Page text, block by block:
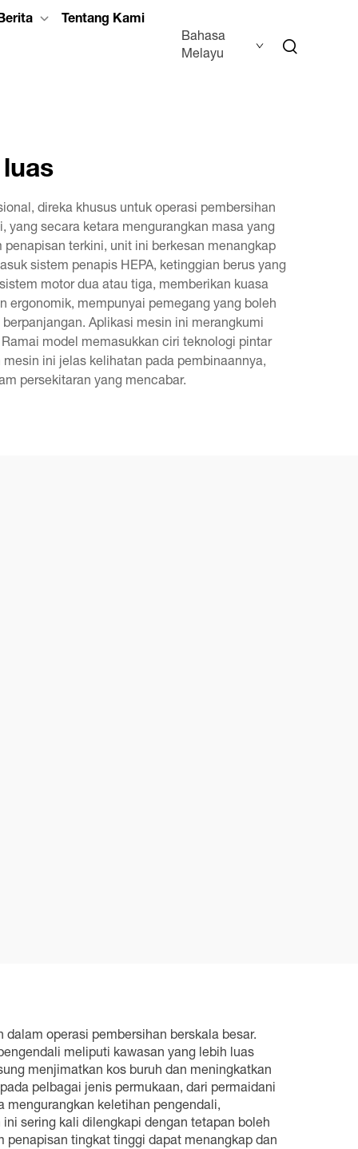
Tentang Kami
Bahasa
Melayu
direka khusus untuk operasi pembersihan
yang secara ketara mengurangkan masa yang
terkini, unit ini berkesan menangkap
sistem penapis HEPA, ketinggian berus yang
motor dua atau tiga, memberikan kuasa
ergonomik, mempunyai pemegang yang boleh
Aplikasi mesin ini merangkumi
model memasukkan ciri teknologi pintar
ini jelas kelihatan pada pembinaannya,
persekitaran yang mencabar.
operasi pembersihan berskala besar.
meliputi kawasan yang lebih luas
menjimatkan kos buruh dan meningkatkan
pelbagai jenis permukaan, dari permaidani
mengurangkan keletihan pengendali,
sering kali dilengkapi dengan tetapan boleh
penapisan tingkat tinggi dapat menangkap dan